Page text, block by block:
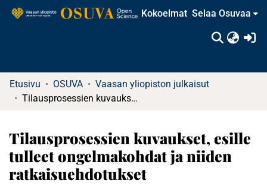
Kokoelmat Selaa Osuvaa
Etusivu OSUVA
Vaasan yliopiston julkaisut
Tilausprosessien kuvaukset, esille tulleet ongelmakohdat ja niiden ratkaisuehdotukset
Tilausprosessien kuvaukset, esille
tulleet ongelmakohdat ja niiden
ratkaisuehdotukset